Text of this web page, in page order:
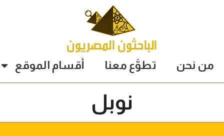
من نحن تطوَّع معنا أقسام الموقع
نوبل